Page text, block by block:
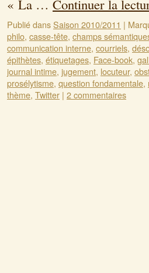
« La … Continuer la
Publié dansSaison 2010/2011 |
philo, casse-tête, champs
communication interne, courriels,
épithètes, étiquetages, Face-book,
journal intime, jugement, locuteur,
prosélytisme, question fondamentale,
thème, Twitter | 2 commentaires